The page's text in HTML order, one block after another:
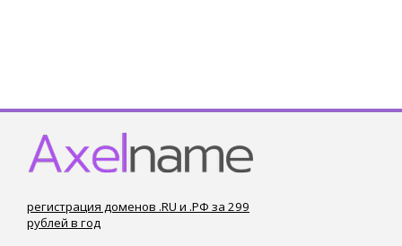
регистрация доменов .RU и .РФ за 299
рублей в год